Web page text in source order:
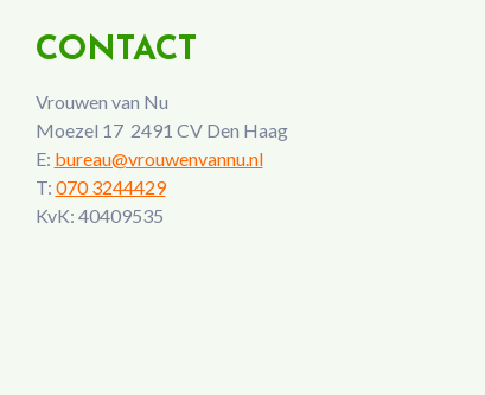
CONTACT
Vrouwen van Nu
Moezel 17 2491 CV Den Haag
E: bureau@vrouwenvannu.nl
T: 070 3244429
KvK: 40409535